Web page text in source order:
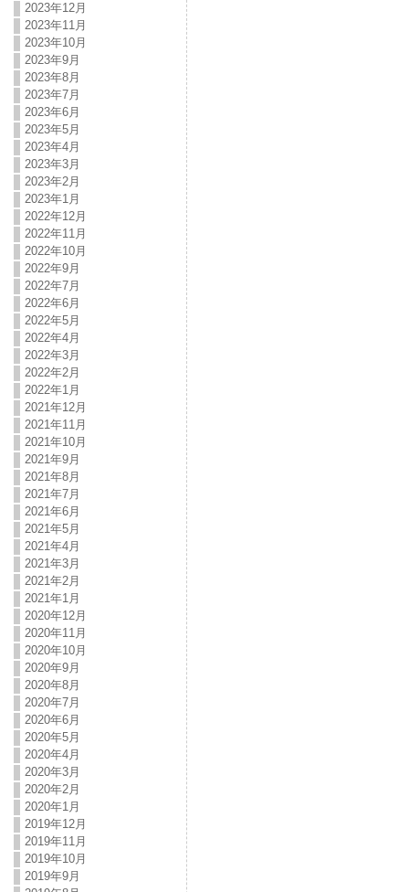
2023年12月
2023年11月
2023年10月
2023年9月
2023年8月
2023年7月
2023年6月
2023年5月
2023年4月
2023年3月
2023年2月
2023年1月
2022年12月
2022年11月
2022年10月
2022年9月
2022年7月
2022年6月
2022年5月
2022年4月
2022年3月
2022年2月
2022年1月
2021年12月
2021年11月
2021年10月
2021年9月
2021年8月
2021年7月
2021年6月
2021年5月
2021年4月
2021年3月
2021年2月
2021年1月
2020年12月
2020年11月
2020年10月
2020年9月
2020年8月
2020年7月
2020年6月
2020年5月
2020年4月
2020年3月
2020年2月
2020年1月
2019年12月
2019年11月
2019年10月
2019年9月